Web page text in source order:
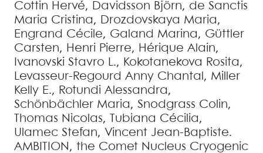
Cottin Hervé, Davidsson Björn, de Sanctis
Maria Cristina, Drozdovskaya Maria,
Engrand Cécile, Galand Marina, Güttler
Carsten, Henri Pierre, Hérique Alain,
Ivanovski Stavro L., Kokotanekova Rosita,
Levasseur-Regourd Anny Chantal , Miller
Kelly E., Rotundi Alessandra,
Schönbächler Maria, Snodgrass Colin,
Thomas Nicolas, Tubiana Cécilia,
Ulamec Stefan, Vincent Jean-Baptiste.
AMBITION, the Comet Nucleus Cryogenic